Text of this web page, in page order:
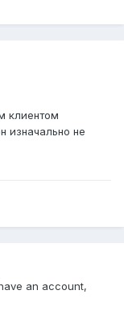
клиентом
изначально не
an account,